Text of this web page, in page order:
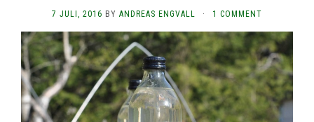
7 JULI, 2016 BY ANDREAS ENGVALL · 1 COMMENT